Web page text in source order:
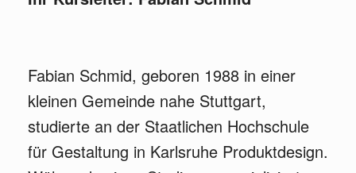
Fabian Schmid, geboren 1988 in einer
kleinen Gemeinde nahe Stuttgart,
studierte an der Staatlichen Hochschule
für Gestaltung in Karlsruhe Produktdesign.